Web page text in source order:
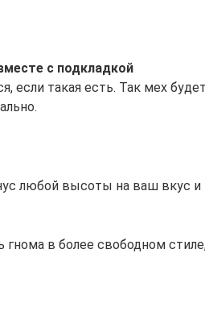
с подкладкой
если такая есть. Так мех
любой высоты на ваш вкус и
гнома в более свободном